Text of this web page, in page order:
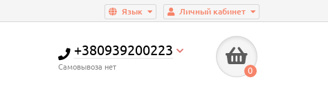
Личный кабинет
Язык
+380939200223
Самовывоза нет 0